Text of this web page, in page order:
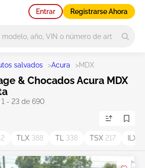
Entrar Registrarse Ahora
salvados >Acura >MDX
& Chocados Acura MDX
- 23 de 690
TLX 388 TL 338 TSX 217 ILX